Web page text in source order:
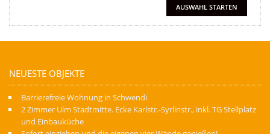
NEUESTE OBJEKTE
Barrierefreie Wohnung in Schwendi
2 Zimmer Ulm Stadtmitte. Ecke Karlstr.-Syrlinstr., inkl. TG Stellplatz
und Einbauküche